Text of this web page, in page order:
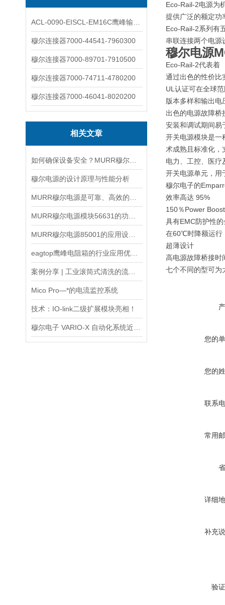
穆尔连接器7000-44541-7960300
穆尔连接器7000-89701-7910500
穆尔连接器7000-74711-4780200
穆尔连接器7000-46041-8020200
相关文章
穆尔电源的设计原理与性能分析
Mico Pro—*的电流监控系统
技术：IO-link二级扩展模块亮相！
Eco-Rail-2电源为
提供广泛的额定功
Eco-Rail-2系列有
串联连接两个电源
穆尔电源
Eco-Rail-2代表着
通过出色的性价比
UL认证可在全球
版本多样和输出电
出色的电源故障桥
安装和调试期间易
开关电源模块是一
术成熟且标准化，
电力、工控、医疗
开关电源单元，用
穆尔电子的
效率高达 95%
150％Power
具有EMC防护性
在60℃时降额运行
超薄设计
高电源故障桥接时
七个不同的型可为
您的
您的
联系
常用
详细
补充
验